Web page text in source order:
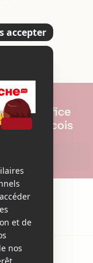
Box-office
Québécois